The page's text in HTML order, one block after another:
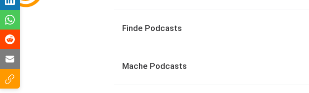
Finde Podcasts
Mache Podcasts